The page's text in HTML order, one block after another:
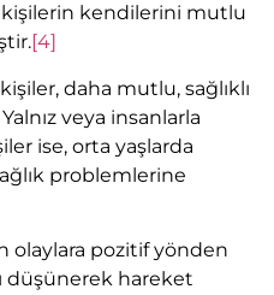
kendilerini mutlu
[4]
daha mutlu, sağlıklı
veya insanlarla
ise, orta yaşlarda
problemlerine
olaylara pozitif yönden
düşünerek hareket